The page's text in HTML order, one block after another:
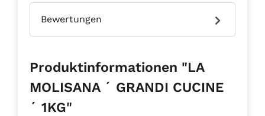
Bewertungen
Produktinformationen "LA
MOLISANA ´ GRANDI CUCINE
´ 1KG"